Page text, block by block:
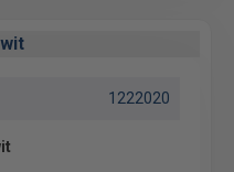
1222020